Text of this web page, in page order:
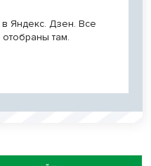
Яндекс. Дзен. Все
там.